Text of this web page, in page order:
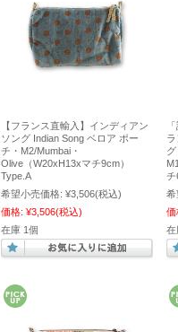
【フランス直輸入】インディアン
ソング Indian Song ベロア ポー
チ・M2/Mumbai・
Olive（W20xH13xマチ9cm）
Type.A
希望小売価格: ¥3,506(税込)
価格: ¥3,506(税込)
在庫 1個
チ
希
価
在